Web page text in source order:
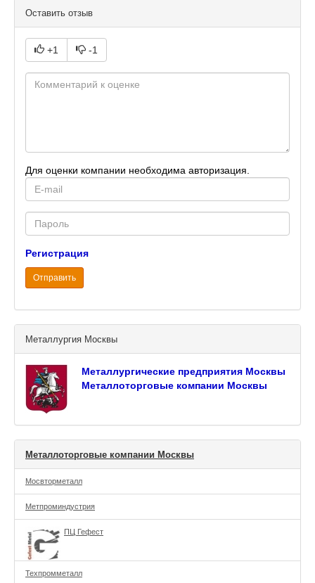
Оставить отзыв
+1 -1
Для оценки компании необходима авторизация.
mail
Password
Регистрация
Отправить
Металлургия Москвы
Металлургические предприятия Москвы
Металлоторговые компании Москвы
Металлоторговые компании Москвы
Мосвторметалл
Метпроминдустрия
ПЦ Гефест
Техпромметалл